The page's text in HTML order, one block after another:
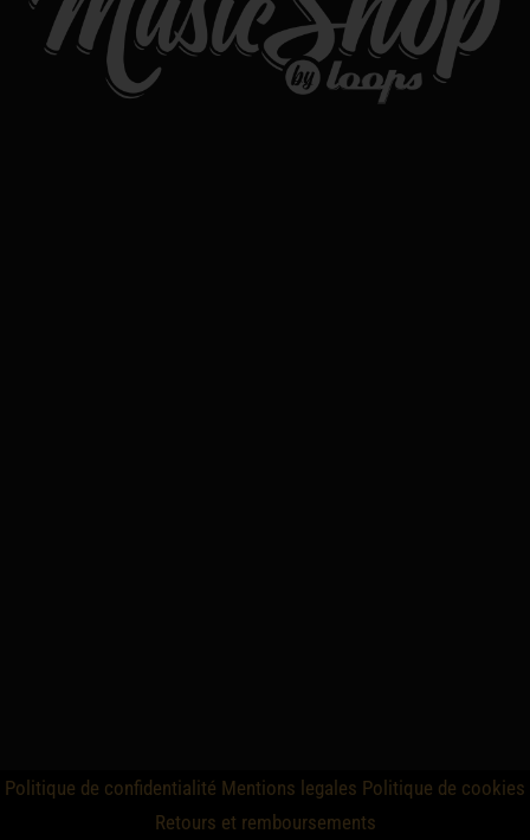
Politique de confidentialité Mentions legales Politique de cookies
Retours et remboursements